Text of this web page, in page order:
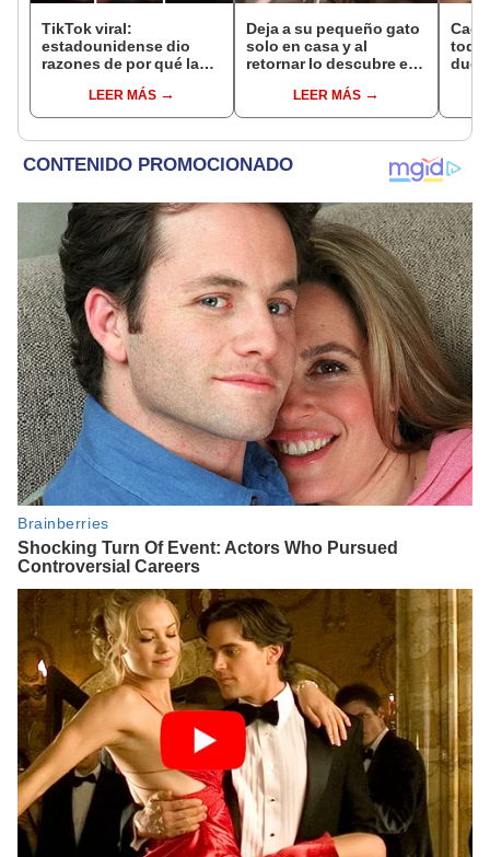
TikTok viral:
estadounidense dio
razones de por qué la
mejor que la mexicana
LEER MÁS
Deja a su pequeño gato
solo en casa y al
retornar lo descubre en
LEER MÁS